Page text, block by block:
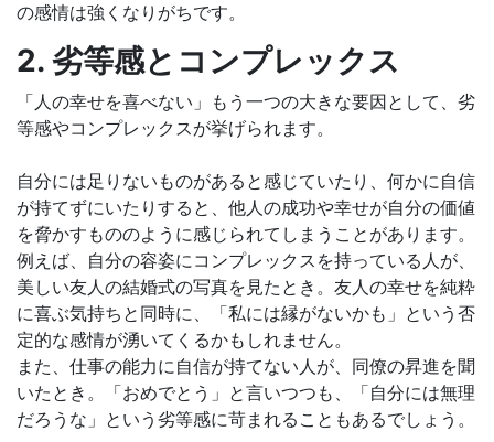
の感情は強くなりがちです。
2. 劣等感とコンプレックス
「人の幸せを喜べない」もう一つの大きな要因として、劣
等感やコンプレックスが挙げられます。
自分には足りないものがあると感じていたり、何かに自信
が持てずにいたりすると、他人の成功や幸せが自分の価値
を脅かすもののように感じられてしまうことがあります。
例えば、自分の容姿にコンプレックスを持っている人が、
美しい友人の結婚式の写真を見たとき。友人の幸せを純粋
に喜ぶ気持ちと同時に、「私には縁がないかも」という否
定的な感情が湧いてくるかもしれません。
また、仕事の能力に自信が持てない人が、同僚の昇進を聞
いたとき。「おめでとう」と言いつつも、「自分には無理
だろうな」という劣等感に苛まれることもあるでしょう。